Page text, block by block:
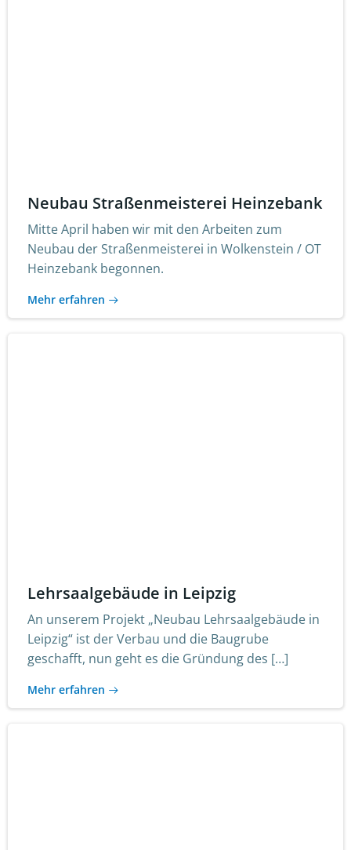
Neubau Straßenmeisterei Heinzebank
Mitte April haben wir mit den Arbeiten zum
Neubau der Straßenmeisterei in Wolkenstein / OT
Heinzebank begonnen.
Mehr erfahren
Lehrsaalgebäude in Leipzig
An unserem Projekt „Neubau Lehrsaalgebäude in
Leipzig“ ist der Verbau und die Baugrube
geschafft, nun geht es die Gründung des […]
Mehr erfahren